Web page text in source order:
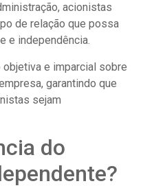
acionistas
de relação que possa
e independência.
e imparcial sobre
garantindo que
sejam
do